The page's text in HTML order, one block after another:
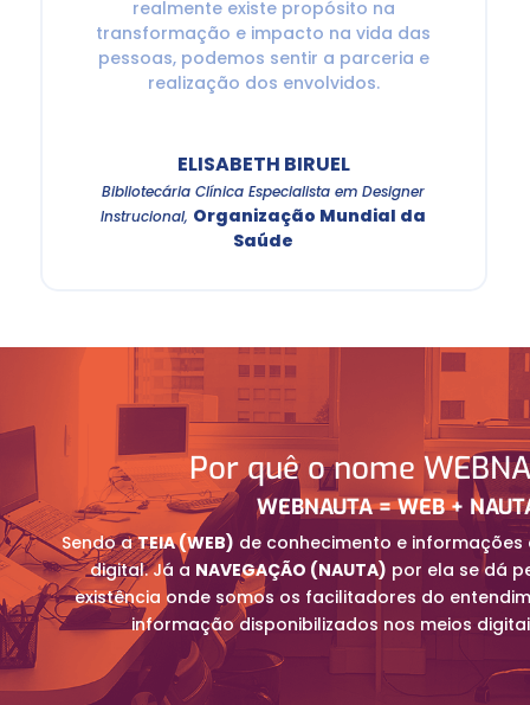
realmente existe propósito na
transformação e impacto na vida das
pessoas, podemos sentir a parceria e
realização dos envolvidos.
ELISABETH BIRUEL
Bibliotecária Clínica Especialista em Designer
Instrucional, Organização Mundial da
Saúde
Por quê o nome
WEBNAUTA = WEB +
Sendo aTEIA (WEB) de conhecimento e
digital. Já a NAVEGAÇÃO (NAUTA) por ela se dá
existência onde somos os facilitadores do
informação disponibilizados nos meios